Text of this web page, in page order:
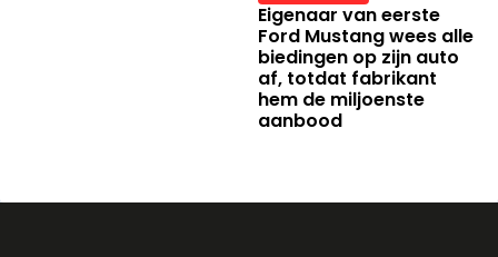
Eigenaar van eerste
Ford Mustang wees alle
biedingen op zijn auto
af, totdat fabrikant
hem de miljoenste
aanbood